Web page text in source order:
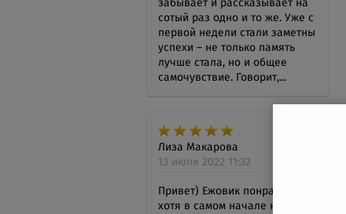
сотый раз одно и то же. Уже с
первой недели стали заметны
успехи – не только память
лучше стала, но и общее
самочувствие. Говорит,...
Лиза Макарова
13 июля 2022 11:32
Привет) Ежовик понравился,
хотя в самом начале не